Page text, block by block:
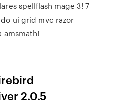
spellflash mage 3! 7
ui grid mvc razor
amsmath!
2.0.5